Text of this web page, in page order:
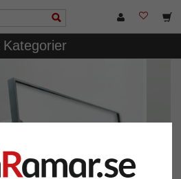
Kategorier